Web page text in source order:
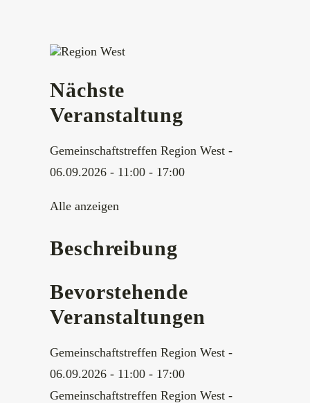
Nächste
Veranstaltung
Gemeinschaftstreffen Region West -
06.09.2026 - 11:00 - 17:00
Alle anzeigen
Beschreibung
Bevorstehende
Veranstaltungen
Gemeinschaftstreffen Region West -
06.09.2026 - 11:00 - 17:00
Gemeinschaftstreffen Region West -